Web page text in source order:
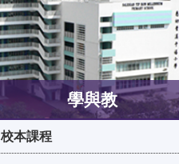
學與教
校本課程